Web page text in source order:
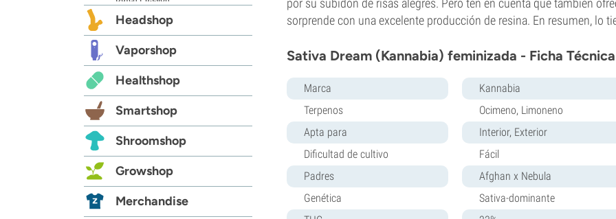
sorprende con una excelente producción de resina. En resumen, lo
Sativa Dream (Kannabia) feminizada - Ficha Técnica
Marca
Kannabia
Terpenos
Ocimeno, Limoneno
Apta para
Interior, Exterior
Dificultad de cultivo
Fácil
Padres
Afghan x Nebula
Genética
Sativa-dominante
Elite Seeds
Exotic Seed
Expert Seeds
FastBuds
Female Seeds
French Touch Seeds
Garden of Green
GeneSeeds
G13 Labs
Grass-O-Matic
Headshop
Vaporshop
Healthshop
Smartshop
Shroomshop
Growshop
Merchandise